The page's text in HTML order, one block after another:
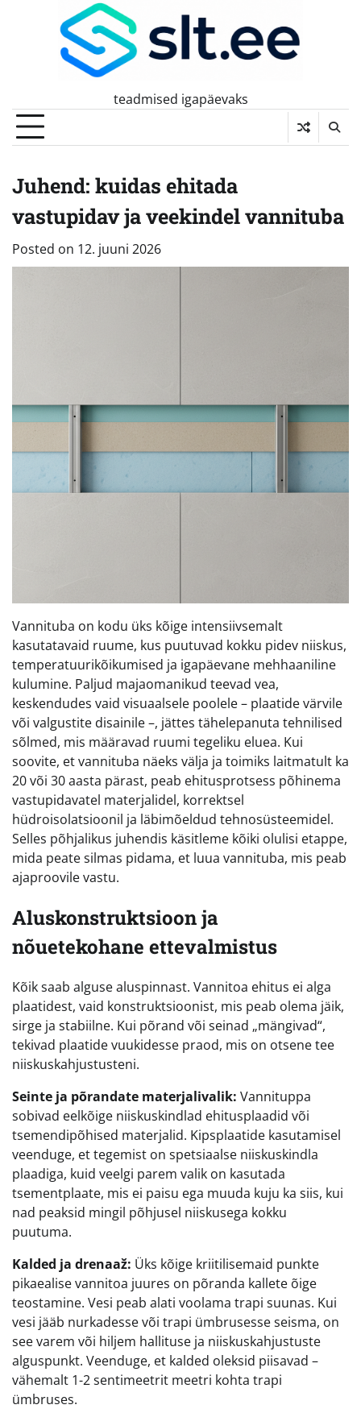
teadmised igapäevaks
Juhend: kuidas ehitada
vastupidav ja veekindel vannituba
Posted on 12. juuni 2026
Vannituba on kodu üks kõige intensiivsemalt
kasutatavaid ruume, kus puutuvad kokku pidev niiskus,
temperatuurikõikumised ja igapäevane mehhaaniline
kulumine. Paljud majaomanikud teevad vea,
keskendudes vaid visuaalsele poolele – plaatide värvile
või valgustite disainile –, jättes tähelepanuta tehnilised
sõlmed, mis määravad ruumi tegeliku eluea. Kui
soovite, et vannituba näeks välja ja toimiks laitmatult ka
20 või 30 aasta pärast, peab ehitusprotsess põhinema
vastupidavatel materjalidel, korrektsel
hüdroisolatsioonil ja läbimõeldud tehnosüsteemidel.
Selles põhjalikus juhendis käsitleme kõiki olulisi etappe,
mida peate silmas pidama, et luua vannituba, mis peab
ajaproovile vastu.
Aluskonstruktsioon ja
nõuetekohane ettevalmistus
Kõik saab alguse aluspinnast. Vannitoa ehitus ei alga
plaatidest, vaid konstruktsioonist, mis peab olema jäik,
sirge ja stabiilne. Kui põrand või seinad „mängivad“,
tekivad plaatide vuukidesse praod, mis on otsene tee
niiskuskahjustusteni.
Seinte ja põrandate materjalivalik: Vannituppa
sobivad eelkõige niiskuskindlad ehitusplaadid või
tsemendipõhised materjalid. Kipsplaatide kasutamisel
veenduge, et tegemist on spetsiaalse niiskuskindla
plaadiga, kuid veelgi parem valik on kasutada
tsementplaate, mis ei paisu ega muuda kuju ka siis, kui
nad peaksid mingil põhjusel niiskusega kokku
puutuma.
Kalded ja drenaaž: Üks kõige kriitilisemaid punkte
pikaealise vannitoa juures on põranda kallete õige
teostamine. Vesi peab alati voolama trapi suunas. Kui
vesi jääb nurkadesse või trapi ümbrusesse seisma, on
see varem või hiljem hallituse ja niiskuskahjustuste
alguspunkt. Veenduge, et kalded oleksid piisavad –
vähemalt 1-2 sentimeetrit meetri kohta trapi
ümbruses.